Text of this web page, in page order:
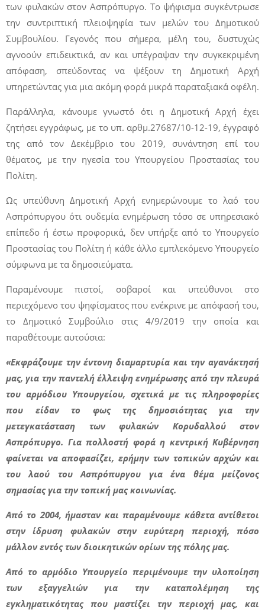
των φυλακών στον Ασπρόπυργο. Το ψήφισμα συγκέντρωσε
την συντριπτική πλειοψηφία των μελών του Δημοτικού
Συμβουλίου. Γεγονός που σήμερα, μέλη του, δυστυχώς
αγνοούν επιδεικτικά, αν και υπέγραψαν την συγκεκριμένη
απόφαση, σπεύδοντας να ψέξουν τη Δημοτική Αρχή
υπηρετώντας για μια ακόμη φορά μικρά παραταξιακά οφέλη.
Παράλληλα, κάνουμε γνωστό ότι η Δημοτική Αρχή έχει
ζητήσει εγγράφως, με το υπ. αρθμ.27687/10-12-19, έγγραφό
της από τον Δεκέμβριο του 2019, συνάντηση επί του
θέματος, με την ηγεσία του Υπουργείου Προστασίας του
Πολίτη.
Ως υπεύθυνη Δημοτική Αρχή ενημερώνουμε το λαό του
Ασπρόπυργου ότι ουδεμία ενημέρωση τόσο σε υπηρεσιακό
επίπεδο ή έστω προφορικά, δεν υπήρξε από το Υπουργείο
Προστασίας του Πολίτη ή κάθε άλλο εμπλεκόμενο Υπουργείο
σύμφωνα με τα δημοσιεύματα.
Παραμένουμε πιστοί, σοβαροί και υπεύθυνοι στο
περιεχόμενο του ψηφίσματος που ενέκρινε με απόφασή του,
το Δημοτικό Συμβούλιο στις 4/9/2019 την οποία και
παραθέτουμε αυτούσια:
«Εκφράζουμε την έντονη διαμαρτυρία και την αγανάκτησή
μας, για την παντελή έλλειψη ενημέρωσης από την πλευρά
του αρμόδιου Υπουργείου, σχετικά με τις πληροφορίες
που είδαν το φως της δημοσιότητας για την
μετεγκατάσταση των φυλακών Κορυδαλλού στον
Ασπρόπυργο. Για πολλοστή φορά η κεντρική Κυβέρνηση
φαίνεται να αποφασίζει, ερήμην των τοπικών αρχών και
του λαού του Ασπρόπυργου για ένα θέμα μείζονος
σημασίας για την τοπική μας κοινωνίας.
Από το 2004, ήμασταν και παραμένουμε κάθετα αντίθετοι
στην ίδρυση φυλακών στην ευρύτερη περιοχή, πόσο
μάλλον εντός των διοικητικών ορίων της πόλης μας.
Από το αρμόδιο Υπουργείο περιμένουμε την υλοποίηση
των εξαγγελιών για την καταπολέμηση της
εγκληματικότητας που μαστίζει την περιοχή μας, και